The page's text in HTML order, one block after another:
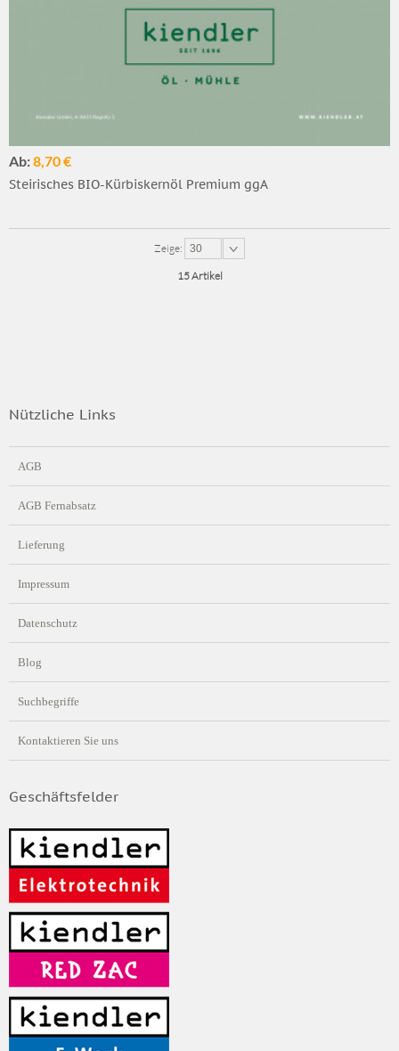
Ab:8,70 €
Steirisches BIO-Kürbiskernöl Premium ggA
Zeige: 30
15 Artikel
Nützliche Links
AGB
AGB Fernabsatz
Lieferung
Impressum
Datenschutz
Blog
Suchbegriffe
Kontaktieren Sie uns
Geschäftsfelder